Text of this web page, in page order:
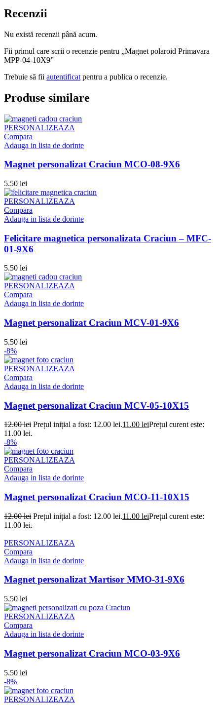
Recenzii
Nu există recenzii până acum.
Fii primul care scrii o recenzie pentru „Magnet polaroid Primavara
MPP-04-10X9”
Trebuie să fii autentificat pentru a publica o recenzie.
Produse similare
PERSONALIZEAZA
Compara
Adauga in lista de dorinte
Magnet personalizat Craciun MCO-08-9X6
5.50 lei
PERSONALIZEAZA
Compara
Adauga in lista de dorinte
Felicitare magnetica personalizata Craciun – MFC-
01-9X6
5.50 lei
PERSONALIZEAZA
Compara
Adauga in lista de dorinte
Magnet personalizat Craciun MCV-01-9X6
5.50 lei
-8%
PERSONALIZEAZA
Compara
Adauga in lista de dorinte
Magnet personalizat Craciun MCV-05-10X15
12.00lei Prețul inițial a fost: 12.00 lei.11.00 leiPrețul curent este:
11.00 lei.
-8%
PERSONALIZEAZA
Compara
Adauga in lista de dorinte
Magnet personalizat Craciun MCO-11-10X15
12.00lei Prețul inițial a fost: 12.00 lei.11.00 leiPrețul curent este:
11.00 lei.
PERSONALIZEAZA
Compara
Adauga in lista de dorinte
Magnet personalizat Martisor MMO-31-9X6
5.50 lei
PERSONALIZEAZA
Compara
Adauga in lista de dorinte
Magnet personalizat Craciun MCO-03-9X6
5.50 lei
-8%
PERSONALIZEAZA